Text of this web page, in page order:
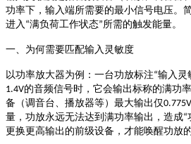
功率下，输入端所需要的最小信号电压。
进入 “满负荷工作状态”所需的触发能量。
一、为何需要匹配输入灵敏度
以功率放大器为例：一台功放标注“输入灵
1.4V的音频信号时，它会输出标称的满功
备（调音台、播放器等）最大输出仅0.775V
量，功放永远无法达到满功率输出，造成“
更换更高输出的前级设备，才能唤醒功放